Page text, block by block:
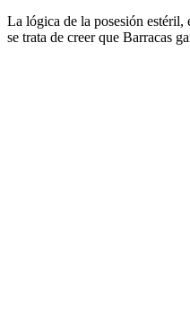
La lógica de la posesión
se trata de creer que Barracas